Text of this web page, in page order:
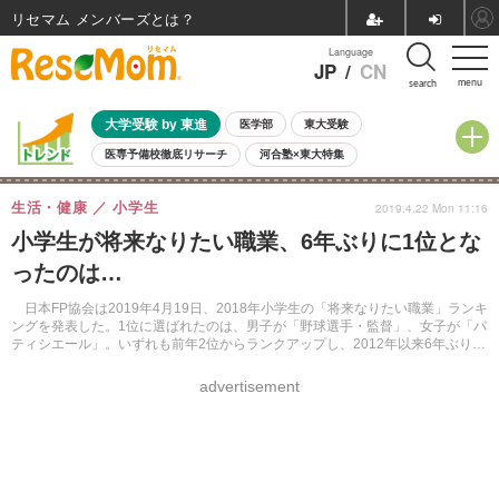
menu
Language
JP / CN search
大学受験 by 東進 医学部 東大受験
医専予備校徹底リサーチ 河合塾×東大特集
親子で考える大学選び 高校受験 中学受験 小学校受験
共通テスト 夏休み
8月開催イベント・WS 全国公立高校 過去問 人気記事
自由研究教材（小学生向け）
小学生が将来なりたい職業、6年ぶりに1位とな
ったのは…
日本FP協会は2019年4月19日、2018年小学生の「将来なりたい職業」ランキ
ングを発表した。1位に選ばれたのは、男子が「野球選手・監督」、女子が「パ
ティシエール」。いずれも前年2位からランクアップし、2012年以来6年ぶりの
生活・健康 小学生
advertisement
2019.4.22 Mon 11:16
リセマム メンバーズ